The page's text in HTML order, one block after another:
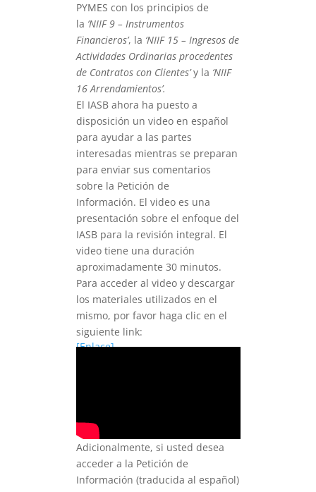
PYMES con los principios de
la ‘NIIF 9 – Instrumentos
Financieros’, la ‘NIIF 15 – Ingresos de
Actividades Ordinarias procedentes
de Contratos con Clientes’y la ‘NIIF
16 Arrendamientos’.
El IASB ahora ha puesto a
disposición un video en español
para ayudar a las partes
interesadas mientras se preparan
para enviar sus comentarios
sobre la Petición de
Información. El video es una
presentación sobre el enfoque del
IASB para la revisión integral. El
video tiene una duración
aproximadamente 30 minutos.
Para acceder al video y descargar
los materiales utilizados en el
mismo, por favor haga clic en el
siguiente link:
[Enlace]
Adicionalmente, si usted desea
acceder a la Petición de
Información (traducida al español)